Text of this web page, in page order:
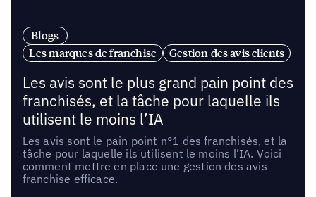
Blogs
Les marques de franchise
Gestion des avis clients
Les avis sont le plus grand pain point des
franchisés, et la tâche pour laquelle ils
utilisent le moins l’IA
Les avis sont le pain point n°1 des franchisés, et la
tâche pour laquelle ils utilisent le moins l’IA. Voici
comment mettre en place une gestion des avis
franchise efficace.